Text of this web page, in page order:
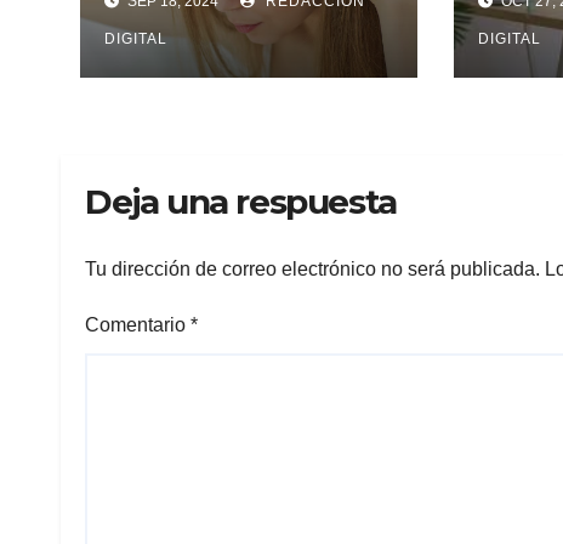
DIGITAL DIGITAL
Deja una respuesta
Tu dirección de correo electrónico no será publicada.
Comentario *